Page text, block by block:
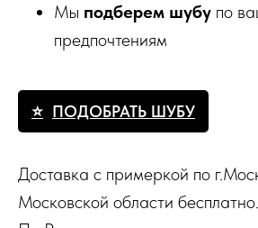
Мы подберем шубу по
предпочтениям
ПОДОБРАТЬ ШУБУ
Доставка с примеркой по
Московской области бесплатно.